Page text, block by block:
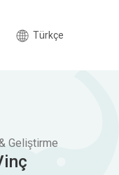
Türkçe
Geliştirme